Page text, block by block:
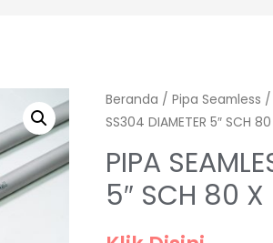
Beranda / Pipa Seamless
SS304 DIAMETER 5″ SCH
PIPA
5″ SCH 80